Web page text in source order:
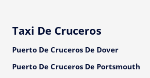
Taxi De Cruceros
Puerto De Cruceros De Dover
Puerto De Cruceros De Portsmouth